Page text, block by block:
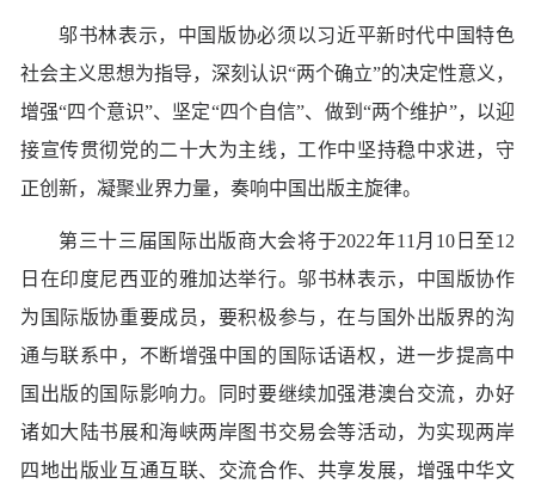
邬书林表示，中国版协必须以习近平新时代中国特色
社会主义思想为指导，深刻认识“两个确立”的决定性意义，
增强“四个意识”、坚定“四个自信”、做到“两个维护”，以迎
接宣传贯彻党的二十大为主线，工作中坚持稳中求进，守
正创新，凝聚业界力量，奏响中国出版主旋律。
第三十三届国际出版商大会将于2022年11月10日至12
日在印度尼西亚的雅加达举行。邬书林表示，中国版协作
为国际版协重要成员，要积极参与，在与国外出版界的沟
通与联系中，不断增强中国的国际话语权，进一步提高中
国出版的国际影响力。同时要继续加强港澳台交流，办好
诸如大陆书展和海峡两岸图书交易会等活动，为实现两岸
四地出版业互通互联、交流合作、共享发展，增强中华文